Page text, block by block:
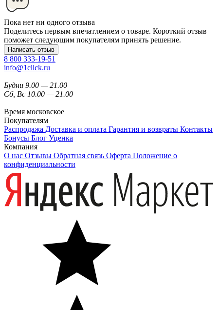
Пока нет ни одного отзыва
Поделитесь первым впечатлением о товаре. Короткий отзыв
поможет следующим покупателям принять решение.
Написать отзыв
8 800 333-19-51
info@1click.ru
Будни 9.00 — 21.00
Сб, Вс 10.00 — 21.00
Время московское
Покупателям
Распродажа Доставка и оплата Гарантия и возвраты Контакты
Бонусы Блог Уценка
Компания
О нас Отзывы Обратная связь Оферта Положение о
конфиденциальности